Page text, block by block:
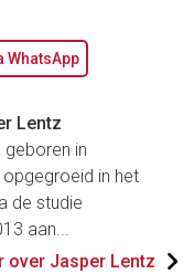
WhatsApp
Lentz
in
opgegroeid in het
de studie
aan...
over Jasper Lentz